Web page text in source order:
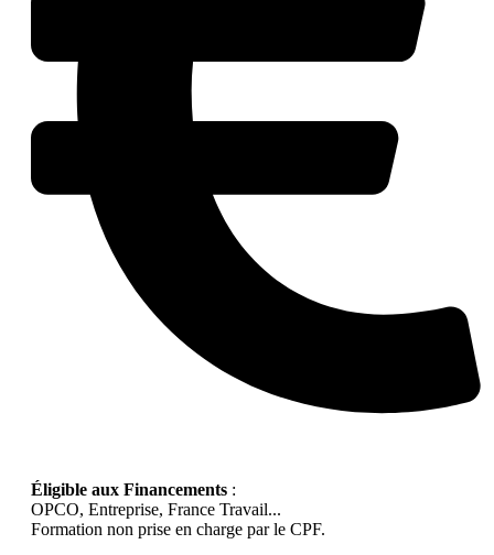
Éligible aux Financements :
OPCO, Entreprise, France Travail...
Formation non prise en charge par le CPF.